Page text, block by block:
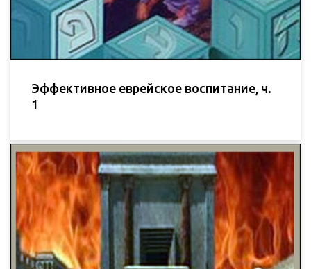
Эффективное еврейское воспитание, ч.
1